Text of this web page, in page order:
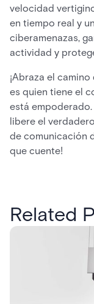
velocidad
en tiempo real y
ciberamenazas,
actividad y
¡Abraza el
es quien tiene el
está
libere el
de comunicación
que cuente!
Related